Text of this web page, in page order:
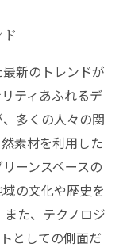
新のトレンドが
ティあふれるデ
多くの人々の関
素材を利用した
ーンスペースの
の文化や歴史を
た、テクノロジ
としての側面だ